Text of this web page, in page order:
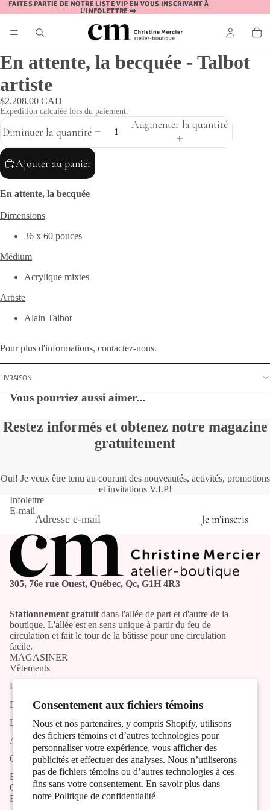
Consentement aux fichiers témoins
Nous et nos partenaires, y compris Shopify, utilisons
des fichiers témoins et d’autres technologies pour
personnaliser votre expérience, vous afficher des
publicités et effectuer des analyses. Nous n’utiliserons
pas de fichiers témoins ou d’autres technologies à ces
fins sans votre consentement. En savoir plus dans
notrePolitique de confidentialité
FAITES PARTIE DE NOTRE LISTE VIP EN VOUS INSCRIVANT À
L'INFOLETTRE ➡️
FAITES PARTIE DE NOTRE LISTE VIP EN VOUS INSCRIVANT À
L'INFOLETTRE ➡️
En attente, la becquée - Talbot
artiste
$2,208.00 CAD
Expédition calculée lors du paiement.
Diminuer la quantité
Augmenter la quantité
Ajouter au panier
En attente, la becquée
Dimensions
36 x 60 pouces
Médium
Acrylique mixtes
Artiste
Alain Talbot
Pour plus d'informations, contactez-nous.
LIVRAISON
Vous pourriez aussi aimer...
Restez informés et obtenez notre magazine
gratuitement
Oui! Je veux être tenu au courant des nouveautés, activités, promotions
et invitations V.I.P!
Infolettre
E-mail
Je m'inscris
305, 76e rue Ouest, Québec, Qc, G1H 4R3
Stationnement gratuit dans l'allée de part et d'autre de la
boutique. L'allée est en sens unique à partir du feu de
circulation et fait le tour de la bâtisse pour une circulation
facile.
MAGASINER
Vêtements
Bijoux
Produits artisans
Liste des artistes et artisans
Activités
Contact
Blog
OUTILS
Recherche